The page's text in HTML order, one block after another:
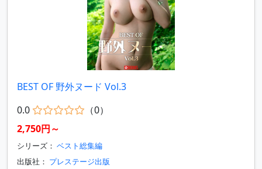
BEST OF 野外ヌード Vol.3
0.0
（0）
2,750円～
シリーズ： ベスト総集編
出版社： プレステージ出版